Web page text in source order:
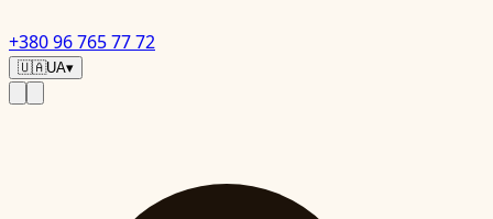
+380 96 765 77 72
🇺🇦UA▾